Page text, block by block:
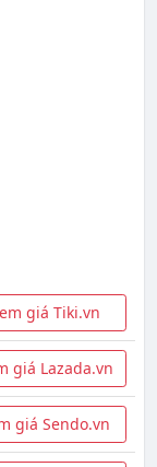
giá Tiki.vn
giá Lazada.vn
giá Sendo.vn